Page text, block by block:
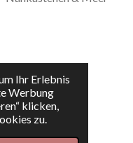
Ihr Erlebnis
Werbung
klicken,
zu.